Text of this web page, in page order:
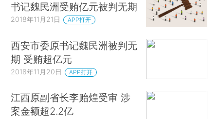
书记魏民洲受贿亿元被判无期
2018年11月21日 APP打开
西安市委原书记魏民洲被判无
期 受贿超亿元
2018年11月20日 APP打开
江西原副省长李贻煌受审 涉
案金额超2.2亿